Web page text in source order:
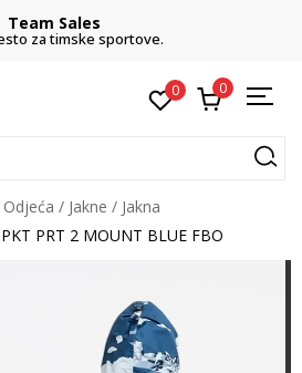
Team Sales
za timske sportove.
0 0
Odjeća Jakne
Jakna
PRT 2 MOUNT BLUE FBO